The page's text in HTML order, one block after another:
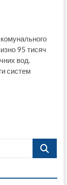
95 тисяч
вод.
систем
Поиск…